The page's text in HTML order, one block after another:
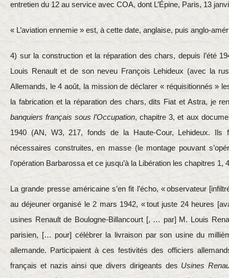
entretien du 12 au service avec COA, dont L’Épine, Paris, 13
« L’aviation ennemie » est, à cette date, anglaise, puis anglo-
4) sur la construction et la réparation des chars, depuis l’été
Louis Renault et de son neveu François Lehideux (avec la
Allemands, le 4 août, la mission de déclarer « réquisitionnés »
la fabrication et la réparation des chars, dits Fiat et Astra, je
banquiers français sous l’Occupation, chapitre 3, et aux
1940 (AN, W3, 217, fonds de la Haute-Cour, Lehideux. Ils
nécessaires construites, en masse (le montage pouvant
l’opération Barbarossa et ce jusqu’à la Libération les chapitres 1,
La grande presse américaine s’en fit l’écho, « observateur
au déjeuner organisé le 2 mars 1942, « tout juste 24 heures
usines Renault de Boulogne-Billancourt [, … par] M. Louis
parisien, [… pour] célébrer la livraison par son usine du
allemande. Participaient à ces festivités des officiers
français et nazis ainsi que divers dirigeants des Usines